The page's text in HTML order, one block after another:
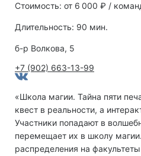
Стоимость: от 6 000 ₽ /
Длительность: 90 мин.
б-р Волкова, 5
+7 (902) 663-13-99
«Школа магии. Тайна пяти
квест в реальности, а
Участники попадают в
перемещает их в школу
распределения на